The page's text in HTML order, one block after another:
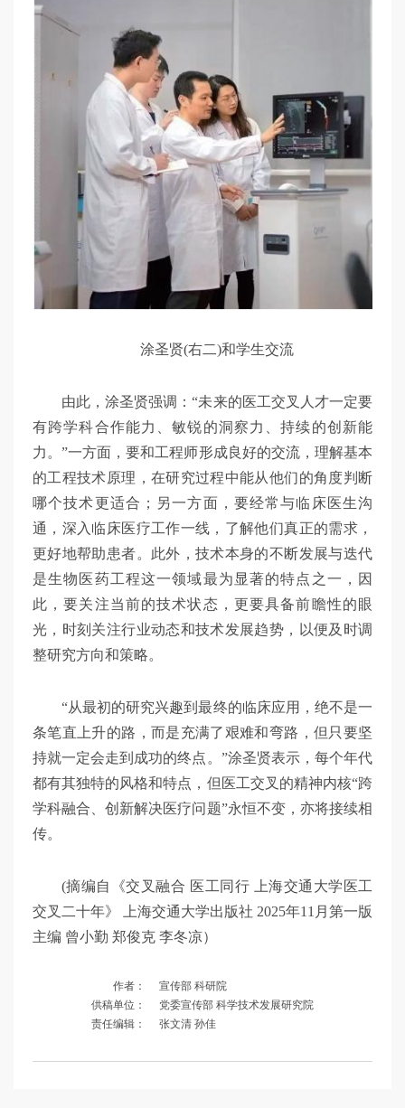
涂圣贤(右二)和学生交流
由此，涂圣贤强调：“未来的医工交叉人才一定要
有跨学科合作能力、敏锐的洞察力、持续的创新能
力。”一方面，要和工程师形成良好的交流，理解基本
的工程技术原理，在研究过程中能从他们的角度判断
哪个技术更适合；另一方面，要经常与临床医生沟
通，深入临床医疗工作一线，了解他们真正的需求，
更好地帮助患者。此外，技术本身的不断发展与迭代
是生物医药工程这一领域最为显著的特点之一，因
此，要关注当前的技术状态，更要具备前瞻性的眼
光，时刻关注行业动态和技术发展趋势，以便及时调
整研究方向和策略。
“从最初的研究兴趣到最终的临床应用，绝不是一
条笔直上升的路，而是充满了艰难和弯路，但只要坚
持就一定会走到成功的终点。”涂圣贤表示，每个年代
都有其独特的风格和特点，但医工交叉的精神内核“跨
学科融合、创新解决医疗问题”永恒不变，亦将接续相
传。
(摘编自《交叉融合 医工同行 上海交通大学医工
交叉二十年》 上海交通大学出版社 2025年11月第一版
主编 曾小勤 郑俊克 李冬凉）
作者：
宣传部 科研院
供稿单位：
党委宣传部 科学技术发展研究院
责任编辑：
张文清 孙佳